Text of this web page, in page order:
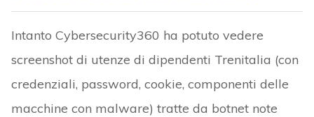
Intanto Cybersecurity360 ha potuto vedere
screenshot di utenze di dipendenti Trenitalia (con
credenziali, password, cookie, componenti delle
macchine con malware) tratte da botnet note